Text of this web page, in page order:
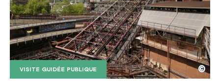
VISITE GUIDÉE PUBLIQUE
Le monte-charge incliné de la Völklinger Hütte
Copyright: Weltkulturerbe Völklinger Hütte | Karl
©